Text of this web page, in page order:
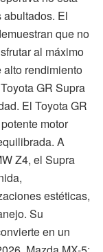
El
que no
al máximo
rendimiento
GR Supra
El Toyota GR
motor
A
Z4, el Supra
estéticas,
Su
en un